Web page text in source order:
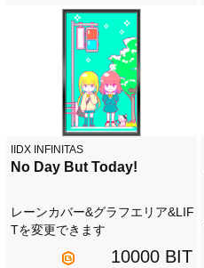
IIDX INFINITAS
No Day But Today!
レーンカバー&グラフエリア&LIF
Tを変更できます
10000 BIT